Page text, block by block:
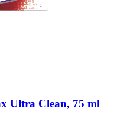
Ultra Clean, 75 ml